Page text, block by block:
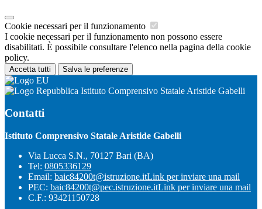
Cookie necessari per il funzionamento
I cookie necessari per il funzionamento non possono essere
disabilitati. È possibile consultare l'elenco nella pagina della cookie
policy.
Accetta tutti Salva le preferenze
Istituto Comprensivo Statale Aristide Gabelli
Contatti
Istituto Comprensivo Statale Aristide Gabelli
Via Lucca S.N., 70127 Bari (BA)
Tel: 0805336129
Email: baic84200t@istruzione.itLink per inviare una mail
PEC: baic84200t@pec.istruzione.itLink per inviare una mail
C.F.: 93421150728